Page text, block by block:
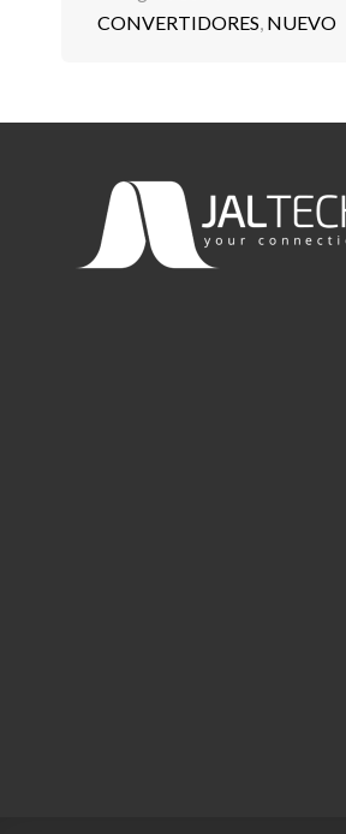
CONVERTIDORES, NUEVO